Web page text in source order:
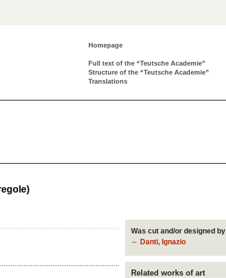
Homepage
Full text of the “Teutsche Academie”
Structure of the “Teutsche Academie”
Translations
Was cut and/or designed by
Danti, Ignazio
Related works of art